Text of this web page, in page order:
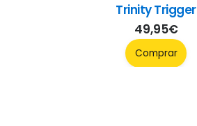
Trinity Trigger
49,95€
Comprar